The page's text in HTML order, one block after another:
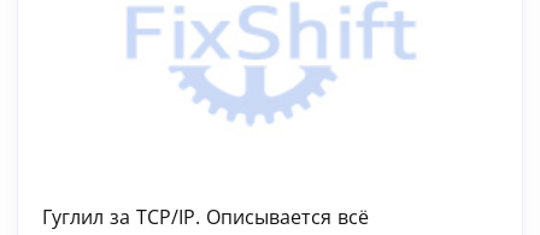
Гуглил за TCP/IP. Описывается всё